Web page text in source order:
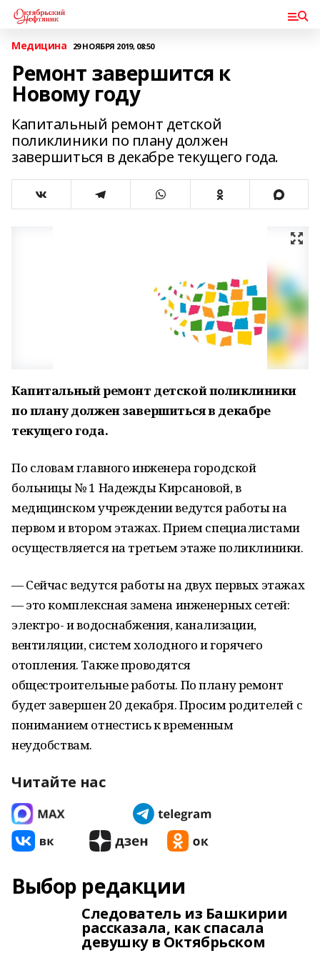
Медицина 29 НОЯБРЯ 2019, 08:50
Ремонт завершится к
Новому году
Капитальный ремонт детской
поликлиники по плану должен
завершиться в декабре текущего года.
Капитальный ремонт детской поликлиники
по плану должен завершиться в декабре
текущего года.
По словам главного инженера городской
больницы № 1 Надежды Кирсановой, в
медицинском учреждении ведутся работы на
первом и втором этажах. Прием специалистами
осуществляется на третьем этаже поликлиники.
— Сейчас ведутся работы на двух первых этажах
— это комплексная замена инженерных сетей:
электро- и водоснабжения, канализации,
вентиляции, систем холодного и горячего
отопления. Также проводятся
общестроительные работы. По плану ремонт
будет завершен 20 декабря. Просим родителей с
пониманием отнестись к временным
неудобствам.
Читайте нас
Выбор редакции
Следователь из Башкирии
рассказала, как спасала
девушку в Октябрьском